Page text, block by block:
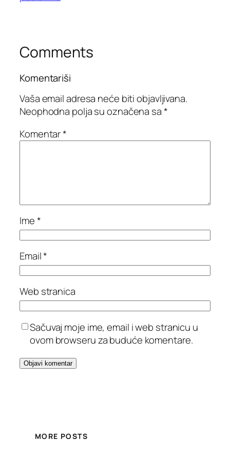
Comments
Komentariši
Vaša email adresa neće biti objavljivana.
Neophodna polja su označena sa*
Komentar*
Ime*
Email*
Web stranica
Sačuvaj moje ime, email i web stranicu u
ovom browseru za buduće komentare.
MORE POSTS